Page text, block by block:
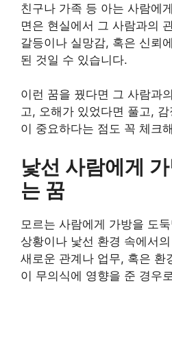
친구나 가족 등 아는 사람에
면은 현실에서 그 사람과의
갈등이나 실망감, 혹은 신뢰
된 것일 수 있습니다.
이런 꿈을 꿨다면 그 사람과
고, 오해가 있었다면 풀고,
이 중요하다는 점도 꼭 체크
낯선 사람에게
는 꿈
모르는 사람에게 가방을 도
상황이나 낯선 환경 속에서
새로운 관계나 업무, 혹은 환
이 무의식에 영향을 준 경우